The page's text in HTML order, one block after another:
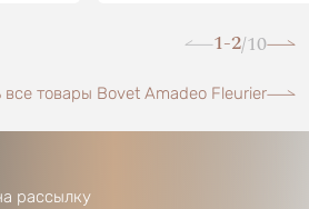
1-2/10
все товары Bovet Amadeo Fleurier
рассылку